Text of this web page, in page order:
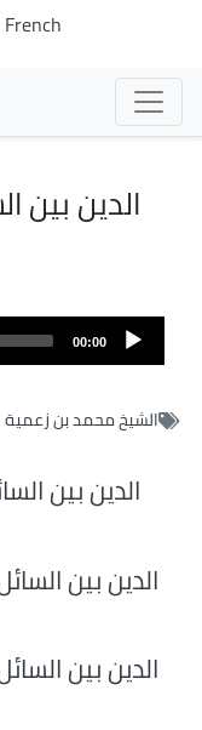
French
الدين بين
00:00
الشيخ محمد بن زعمية
الدين بين
الدين بين
الدين بين